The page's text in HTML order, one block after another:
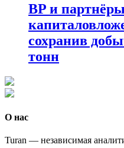
BP и
сохранив
тонн
О нас
Turan — независимая